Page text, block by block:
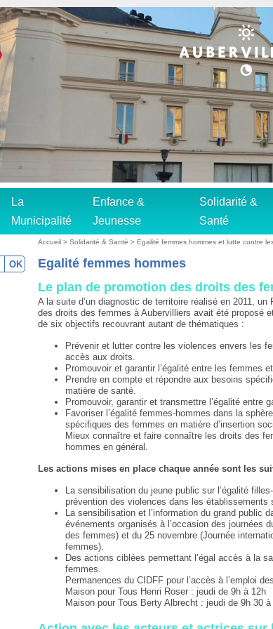
La
Municipalité
Enfance &
Jeunesse
Solidarité &
Santé
Accueil >Solidarité & Santé>Egalité femmes hommes et lutte contre
Egalité femmes hommes
Le plan de promotion des droits des
A la suite d’un diagnostic de territoire réalisé en 2011,
des droits des femmes à Aubervilliers avait été proposé
de six objectifs recouvrant autant de thématiques :
Prévenir et lutter contre les violences envers les
accès aux droits.
Promouvoir et garantir l’égalité entre les femmes
Prendre en compte et répondre aux besoins
matière de santé.
Promouvoir, garantir et transmettre l’égalité entre
Favoriser l’égalité femmes-hommes dans la
spécifiques des femmes en matière d’insertion
Mieux connaître et faire connaître les droits des
hommes en général.
Les actions mises en place chaque année sont les
La sensibilisation du jeune public sur l’égalité
prévention des violences dans les établissements
La sensibilisation et l’information du grand public
événements organisés à l’occasion des journées
des femmes) et du 25 novembre (Journée
femmes).
Des actions ciblées permettant l’égal accès à la
femmes.
Permanences du CIDFF pour l’accès à l’emploi
Maison pour Tous Henri Roser : jeudi de 9h à 12h
Maison pour Tous Berty Albrecht : jeudi de 9h 30 à